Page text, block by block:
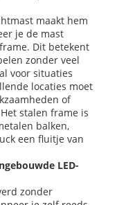
maakt hem
je de mast
Dit betekent
zonder veel
voor situaties
locaties moet
of
stalen frame is
balken,
een fluitje van
LED-
zonder